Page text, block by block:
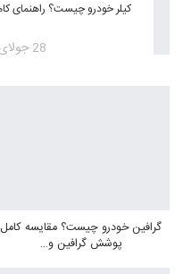
28 جولای 2026
گرافین خودرو چیست؟ مقایسه کامل
پوشش گرافین و…